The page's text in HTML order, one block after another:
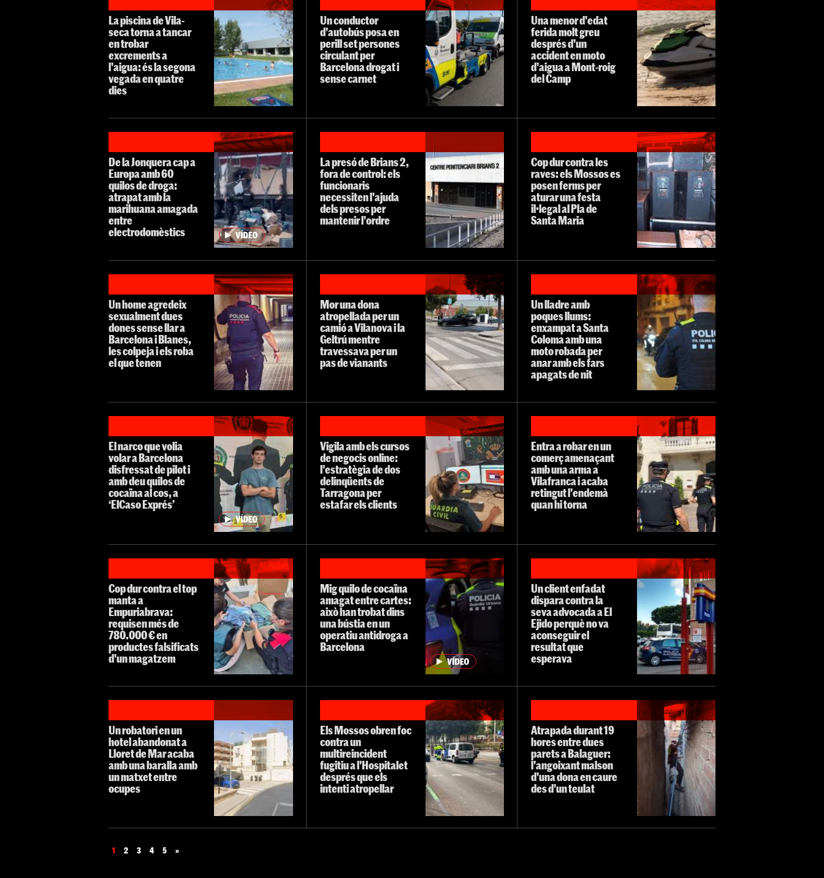
La piscina de Vila-
seca torna a tancar
en trobar
excrements a
l'aigua: és la segona
vegada en quatre
dies
Un conductor
d'autobús posa en
perill set persones
circulant per
Barcelona drogat i
sense carnet
Una menor d'edat
ferida molt greu
després d'un
accident en moto
d'aigua a Mont-roig
del Camp
De la Jonquera cap a
Europa amb 60
quilos de droga:
atrapat amb la
marihuana amagada
entre
electrodomèstics
La presó de Brians 2,
fora de control: els
funcionaris
necessiten l'ajuda
dels presos per
mantenir l'ordre
Cop dur contra les
raves: els Mossos es
posen ferms per
aturar una festa
il·legal al Pla de
Santa Maria
Un home agredeix
sexualment dues
dones sense llar a
Barcelona i Blanes,
les colpeja i els roba
el que tenen
Mor una dona
atropellada per un
camió a Vilanova i la
Geltrú mentre
travessava per un
pas de vianants
Un lladre amb
poques llums:
enxampat a Santa
Coloma amb una
moto robada per
anar amb els fars
apagats de nit
El narco que volia
volar a Barcelona
disfressat de pilot i
amb deu quilos de
cocaïna al cos, a
‘ElCaso Exprés’
Vigila amb els cursos
de negocis online:
l'estratègia de dos
delinqüents de
Tarragona per
estafar els clients
Entra a robar en un
comerç amenaçant
amb una arma a
Vilafranca i acaba
retingut l'endemà
quan hi torna
Cop dur contra el top
manta a
Empuriabrava:
requisen més de
780.000 € en
productes falsificats
d'un magatzem
Mig quilo de cocaïna
amagat entre cartes:
això han trobat dins
una bústia en un
operatiu antidroga a
Barcelona
Un client enfadat
dispara contra la
seva advocada a El
Ejido perquè no va
aconseguir el
resultat que
esperava
Un robatori en un
hotel abandonat a
Lloret de Mar acaba
amb una baralla amb
un matxet entre
ocupes
Els Mossos obren foc
contra un
multireincident
fugitiu a l'Hospitalet
després que els
intenti atropellar
Atrapada durant 19
hores entre dues
parets a Balaguer:
l'angoixant malson
d'una dona en caure
des d'un teulat
1 2 3 4 5 »